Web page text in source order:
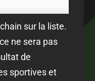
sur la liste.
ne sera pas
de
sportives et